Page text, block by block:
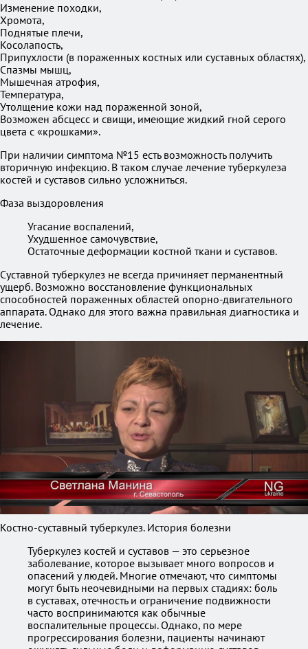
Изменение походки,
Хромота,
Поднятые плечи,
Косолапость,
Припухлости (в пораженных костных или суставных областях),
Спазмы мышц,
Мышечная атрофия,
Температура,
Утолщение кожи над пораженной зоной,
Возможен абсцесс и свищи, имеющие жидкий гной серого
цвета с «крошками».
При наличии симптома №15 есть возможность получить
вторичную инфекцию. В таком случае лечение туберкулеза
костей и суставов сильно усложниться.
Фаза выздоровления
Угасание воспалений,
Ухудшенное самочувствие,
Остаточные деформации костной ткани и суставов.
Суставной туберкулез не всегда причиняет перманентный
ущерб. Возможно восстановление функциональных
способностей пораженных областей опорно-двигательного
аппарата. Однако для этого важна правильная диагностика и
лечение.
Костно-суставный туберкулез. История болезни
Туберкулез костей и суставов — это серьезное
заболевание, которое вызывает много вопросов и
опасений у людей. Многие отмечают, что симптомы
могут быть неочевидными на первых стадиях: боль
в суставах, отечность и ограничение подвижности
часто воспринимаются как обычные
воспалительные процессы. Однако, по мере
прогрессирования болезни, пациенты начинают